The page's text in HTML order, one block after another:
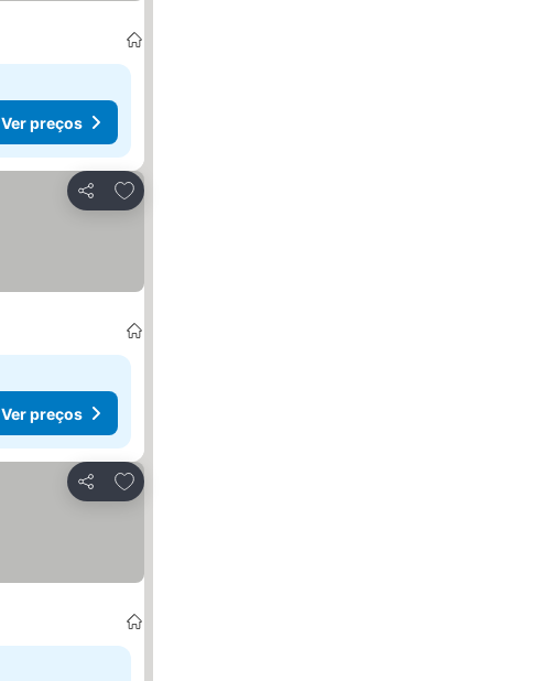
Ver preços
Partilhar
Adicionar aos favoritos
Ver preços
Partilhar
Adicionar aos favoritos